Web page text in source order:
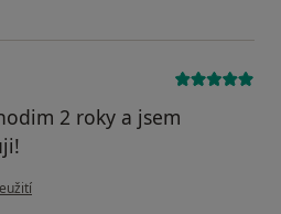
2 roky a jsem
uživatele Pacient